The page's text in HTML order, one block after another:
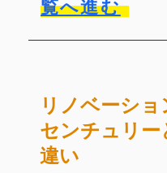
覧へ進む
リノベーシ
センチュリー
違い